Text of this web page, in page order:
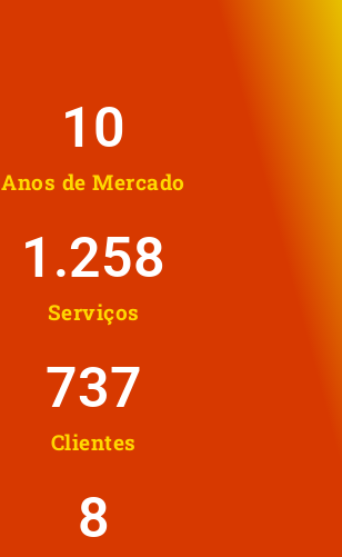
Anos de Mercado
10
Serviços
1.258
Clientes
737
8